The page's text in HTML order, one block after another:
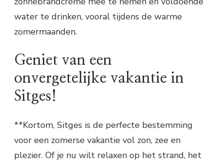
water te drinken, vooral tijdens de warme
zomermaanden.
Geniet van een
onvergetelijke vakantie in
Sitges!
**Kortom, Sitges is de perfecte bestemming
voor een zomerse vakantie vol zon, zee en
plezier. Of je nu wilt relaxen op het strand, het